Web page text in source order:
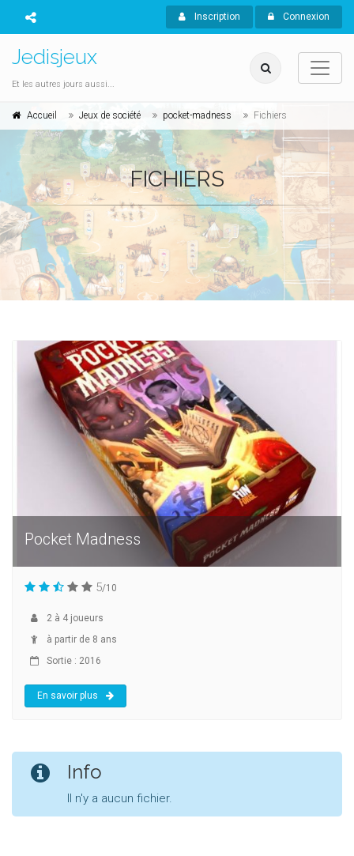
Inscription Connexion
Jedisjeux
Et les autres jours aussi...
Accueil Jeux de société pocket-madness Fichiers
FICHIERS
Pocket Madness
5/10
2 à 4 joueurs
à partir de 8 ans
Sortie : 2016
En savoir plus
Info
Il n'y a aucun fichier.